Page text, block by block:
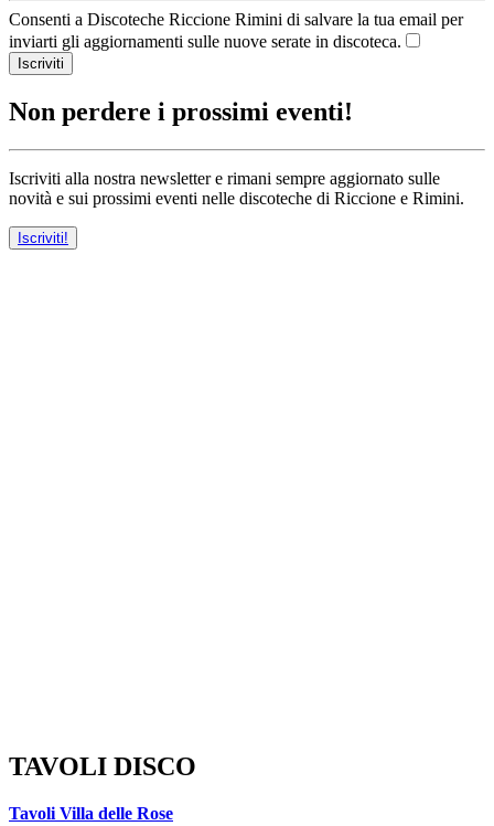
Consenti a Discoteche Riccione Rimini di salvare la tua email per
inviarti gli aggiornamenti sulle nuove serate in discoteca.
Iscriviti
Non perdere i prossimi eventi!
Iscriviti alla nostra newsletter e rimani sempre aggiornato sulle
novità e sui prossimi eventi nelle discoteche di Riccione e Rimini.
Iscriviti!
TAVOLI DISCO
Tavoli Villa delle Rose